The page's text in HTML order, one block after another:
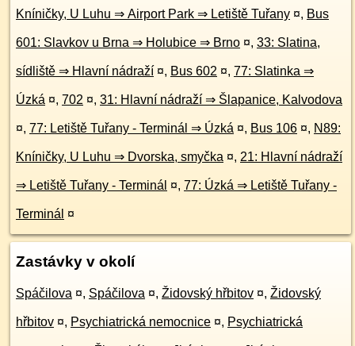
Kníničky, U Luhu ⇒ Airport Park ⇒ Letiště Tuřany ¤, Bus
601: Slavkov u Brna ⇒ Holubice ⇒ Brno ¤, 33: Slatina,
sídliště ⇒ Hlavní nádraží ¤, Bus 602 ¤, 77: Slatinka ⇒
Úzká ¤, 702 ¤, 31: Hlavní nádraží ⇒ Šlapanice, Kalvodova
¤, 77: Letiště Tuřany - Terminál ⇒ Úzká ¤, Bus 106 ¤, N89:
Kníničky, U Luhu ⇒ Dvorska, smyčka ¤, 21: Hlavní nádraží
⇒ Letiště Tuřany - Terminál ¤, 77: Úzká ⇒ Letiště Tuřany -
Terminál ¤
Zastávky v okolí
Spáčilova ¤, Spáčilova ¤, Židovský hřbitov ¤, Židovský
hřbitov ¤, Psychiatrická nemocnice ¤, Psychiatrická